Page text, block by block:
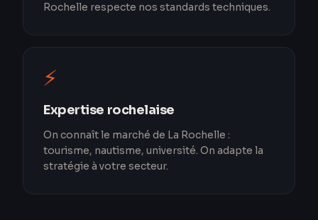
Rochelle respecte nos standards techniques.
⚡
Expertise rochelaise
On connaît le marché de La Rochelle :
tourisme, nautisme, université. On adapte la
stratégie à votre secteur.